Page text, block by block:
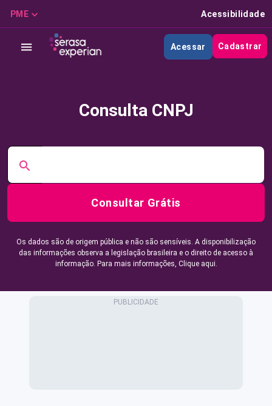
PME Acessibilidade
Acessar Cadastrar
Consulta CNPJ
Consultar Grátis
Os dados são de origem pública e não são sensíveis. A disponibilização
das informações observa a legislação brasileira e o direito de acesso à
informação. Para mais informações, Clique aqui.